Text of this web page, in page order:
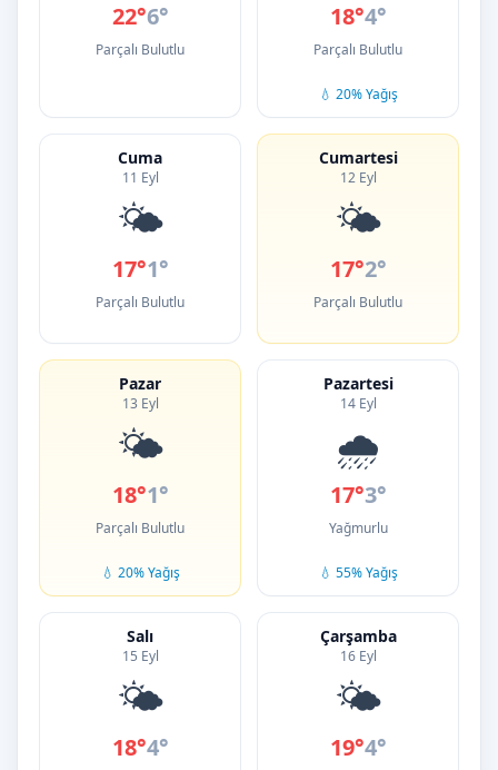
22°6°
Parçalı Bulutlu
18°4°
Parçalı Bulutlu
💧 20% Yağış
Cuma
11 Eyl
🌤️
17°1°
Parçalı Bulutlu
Cumartesi
12 Eyl
🌤️
17°2°
Parçalı Bulutlu
Pazar
13 Eyl
🌤️
18°1°
Parçalı Bulutlu
💧 20% Yağış
Pazartesi
14 Eyl
🌧️
17°3°
Yağmurlu
💧 55% Yağış
Salı
15 Eyl
🌤️
18°4°
Çarşamba
16 Eyl
🌤️
19°4°